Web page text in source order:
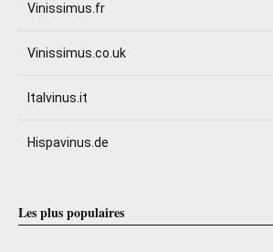
Vinissimus.fr
Vinissimus.co.uk
Italvinus.it
Hispavinus.de
Les plus populaires